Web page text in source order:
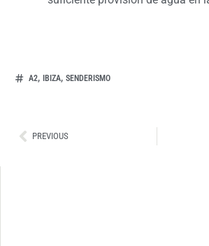
A2, IBIZA, SENDERISMO
AntPREVIOUS